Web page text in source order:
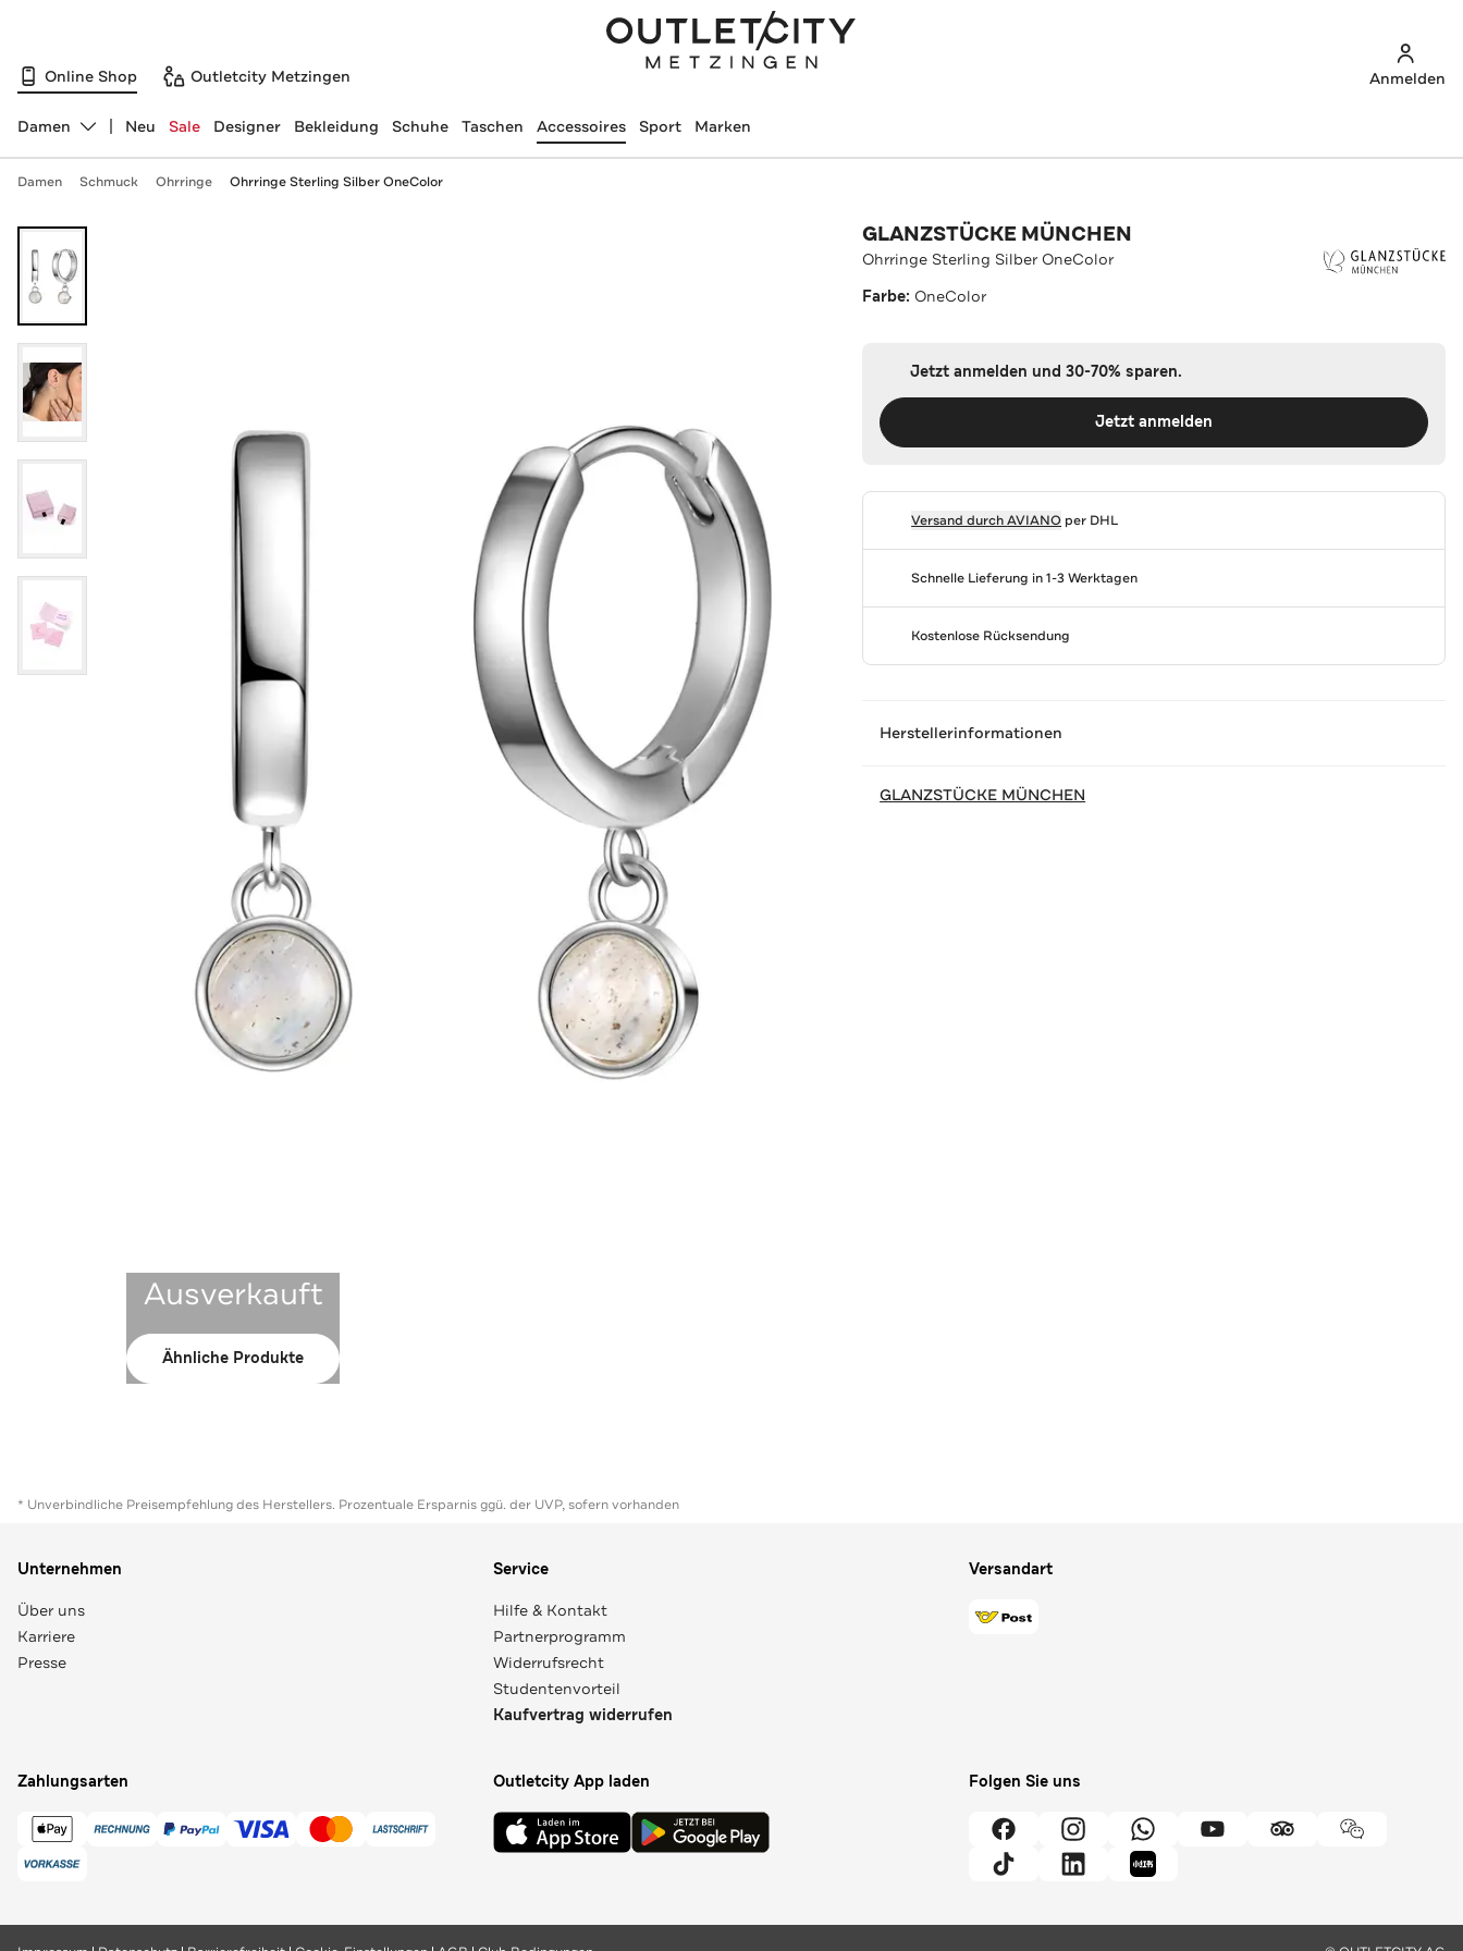
Online Shop Outletcity Metzingen Anmelden
Abteilung ändern, ausgewählt:
Damen Neu Sale Designer Bekleidung Schuhe Taschen Accessoires Sport Marken
Damen Schmuck Ohrringe Ohrringe Sterling Silber OneColor
Ausverkauft
Ähnliche Produkte
GLANZSTÜCKE MÜNCHEN
Ohrringe Sterling Silber OneColor
Farbe: OneColor
Jetzt anmelden und 30-70% sparen.
Jetzt anmelden
Versand durchAVIANO per DHL
Schnelle Lieferung in 1-3 Werktagen
Kostenlose Rücksendung
Herstellerinformationen
GLANZSTÜCKE MÜNCHEN
* Unverbindliche Preisempfehlung des Herstellers. Prozentuale Ersparnis ggü. der UVP, sofern vorhanden
Unternehmen
Über uns
Karriere
Presse
Service
Hilfe & Kontakt
Partnerprogramm
Widerrufsrecht
Studentenvorteil
Kaufvertrag widerrufen
Versandart
Zahlungsarten Outletcity App laden Folgen Sie uns